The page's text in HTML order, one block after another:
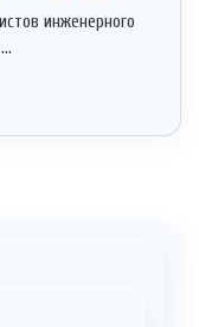
инженерного